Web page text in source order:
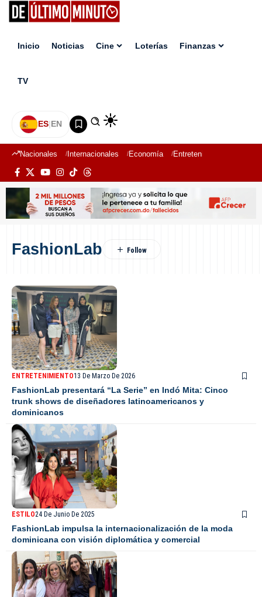
Inicio Noticias Cine Loterías Finanzas
TV
ES|EN
Nacionales Internacionales Economía Entretenimiento
FashionLab
ENTRETENIMIENTO13 De Marzo De 2026
FashionLab presentará “La Serie” en Indó Mita: Cinco
trunk shows de diseñadores latinoamericanos y
dominicanos
ESTILO24 De Junio De 2025
FashionLab impulsa la internacionalización de la moda
dominicana con visión diplomática y comercial